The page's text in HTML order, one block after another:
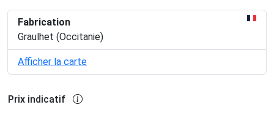
Fabrication
Graulhet (Occitanie)
Afficher la carte
Prix indicatif